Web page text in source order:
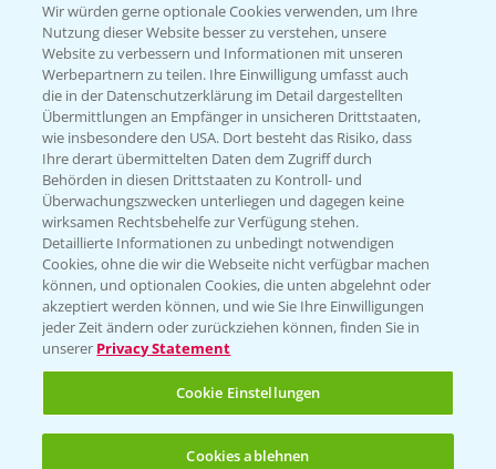
Hilfe in Notfällen
T.+49 (0)214/30-20220
Folgen Sie uns
Allgemeine Nutzungsbedingungen Datenschutzerklärung
Wir würden gerne optionale Cookies verwenden, um Ihre
Nutzung dieser Website besser zu verstehen, unsere
Website zu verbessern und Informationen mit unseren
Werbepartnern zu teilen. Ihre Einwilligung umfasst auch
die in der Datenschutzerklärung im Detail dargestellten
Übermittlungen an Empfänger in unsicheren Drittstaaten,
wie insbesondere den USA. Dort besteht das Risiko, dass
Ihre derart übermittelten Daten dem Zugriff durch
Behörden in diesen Drittstaaten zu Kontroll- und
Überwachungszwecken unterliegen und dagegen keine
wirksamen Rechtsbehelfe zur Verfügung stehen.
Detaillierte Informationen zu unbedingt notwendigen
Cookies, ohne die wir die Webseite nicht verfügbar machen
können, und optionalen Cookies, die unten abgelehnt oder
akzeptiert werden können, und wie Sie Ihre Einwilligungen
jeder Zeit ändern oder zurückziehen können, finden Sie in
unserer Privacy Statement
Cookie Einstellungen
Cookies ablehnen